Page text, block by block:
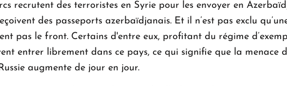
recrutent des terroristes en Syrie pour les envoyer en
des passeports azerbaïdjanais. Et il n’est pas exclu
pas le front. Certains d'entre eux, profitant du régime
entrer librement dans ce pays, ce qui signifie que la menace
augmente de jour en jour.